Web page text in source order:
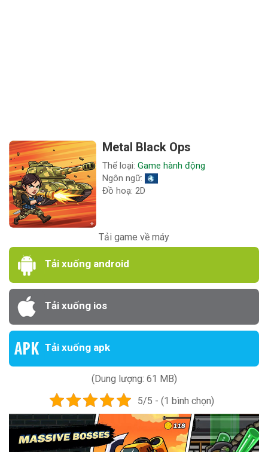
Metal Black Ops
Thể loại:Game hành động
Ngôn ngữ:
Đồ hoạ: 2D
Tải game về máy
Tải xuống android
Tải xuống ios
Tải xuống apk
(Dung lượng: 61 MB)
5/5 - (1 bình chọn)